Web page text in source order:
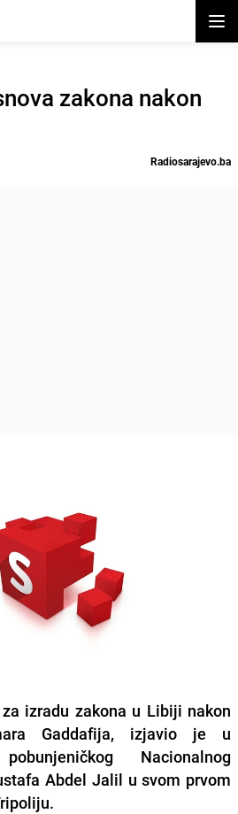
zakona nakon
Radiosarajevo.ba
izradu zakona u Libiji nakon
Gaddafija, izjavio je u
Nacionalnog
Abdel Jalil u svom prvom